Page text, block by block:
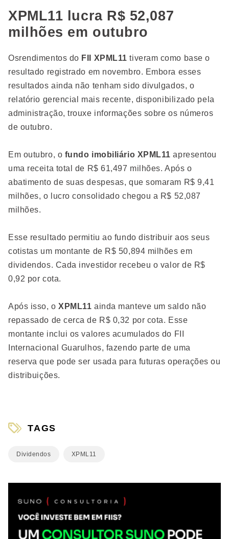
XPML11 lucra R$ 52,087
milhões em outubro
Osrendimentos do FII XPML11 tiveram como base o
resultado registrado em novembro. Embora esses
resultados ainda não tenham sido divulgados, o
relatório gerencial mais recente, disponibilizado pela
administração, trouxe informações sobre os números
de outubro.
Em outubro, o fundo imobiliário XPML11apresentou
uma receita total de R$ 61,497 milhões. Após o
abatimento de suas despesas, que somaram R$ 9,41
milhões, o lucro consolidado chegou a R$ 52,087
milhões.
Esse resultado permitiu ao fundo distribuir aos seus
cotistas um montante de R$ 50,894 milhões em
dividendos. Cada investidor recebeu o valor de R$
0,92 por cota.
Após isso, oXPML11 ainda manteve um saldo não
repassado de cerca de R$ 0,32 por cota. Esse
montante inclui os valores acumulados do FII
Internacional Guarulhos, fazendo parte de uma
reserva que pode ser usada para futuras operações ou
distribuições.
TAGS
Dividendos XPML11